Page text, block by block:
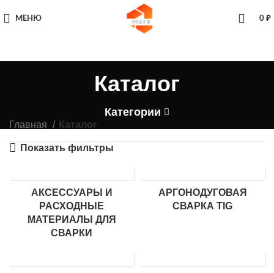
МЕНЮ 0 ₽
Каталог
Категории
Главная Каталог
Показать фильтры
АКСЕССУАРЫ И
РАСХОДНЫЕ
МАТЕРИАЛЫ ДЛЯ
СВАРКИ
АРГОНОДУГОВАЯ
СВАРКА TIG